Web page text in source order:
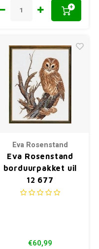
+
Eva Rosenstand
Eva Rosenstand
borduurpakket uil
12 677
€60,99